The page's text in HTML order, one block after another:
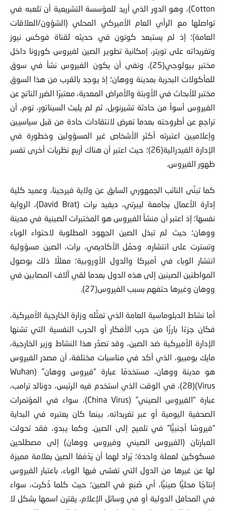
Cotton)، وهو الدور الذي أريد للمؤسسة التشريعية أن تلعبه في
تواصلها مع الرأي العام الأميركي المحلي (الشؤون/العلاقات
العامة)؛ إذ لم يستبعد كوتون في حديثه لقناة فوكس نيوز
وتغريداته على تويتر، إمكانية تطوير الصين لفيروس كورونا داخل
مختبر بيولوجي(25)، ونفى أن يكون الفيروس نشأ في سوق
للمأكولات البحرية بمدينة ووهان؛ إذ يوجد بالقرب من هذا السوق
مختبر للأبحاث في الأوبئة والأمراض المعدية، معتبرًا الضرر الناتج عن
الفيروس أسوأ من حادثة تشيرنوبل، ثم لم يلبث السيناتور، توم، أن
تراجع عن أطروحته بعدما تعرض لانتقادات حادة من قبل سياسيين
وإعلاميين اعتبرته أكثر الأشخاص غير المسؤولين وخطورة في
الإدارة الفيدرالية(26)؛ حيث اعتبر أن هناك أربع نظريات أخرى تفسر
ظهور الفيروس.
كما تبنَّى النائب الجمهوري السابق عن ولاية فيرجينا، وعميد كلية
إدارة الأعمال بجامعة ليبرتي، ديفيد برات (David Brat)، الرواية
نفسها؛ إذ اعتبر أن منشأ الفيروس هو المختبرات الصينية في مدينة
ووهان؛ حيث لم تبذل الصين الجهود المطلوبة لاحتواء الوباء
وتسترت على انتشاره. وحمَّل الأكاديمي، برات، الصين مسؤولية
انتشار الوباء في أميركا والدول الأوروبية؛ معللًا ذلك بوصول
المواطنين الصينين إلى هذه الدول بعدما لقي آلاف المصابين في
ووهان وغيرها حتفهم بسبب الفيروس(27).
أما نشاط الدبلوماسية العامة الذي تمثِّله وزارة الخارجية الأميركية،
فكان جزءًا بارزًا من حرب الأفكار أو الحرب النفسية التي تشنها
الإدارة الأميركية ضد الصين، وقد تصدَّر هذا النشاط وزير الخارجية،
مايك بومبيو، الذي أكد في مناسبات مختلفة، أن مصدر الفيروس
هو مدينة ووهان، مستخدمًا عبارة “فيروس ووهان” (Wuhan
Virus)(28)، في الوقت الذي استخدم فيه الرئيس، دونالد ترامب،
عبارة “الفيروس الصيني” (China Virus)، سواء في المؤتمرات
الصحفية اليومية أو عبر تغريداته، بينما كان يعتبره في البداية
“فيروسًا أجنبيًّا” في تلميح إلى الصين. وكما يبدو، فقد تحولت
العبارتان (الفيروس الصيني وفيروس ووهان) إلى مصطلحين
مسكوكين لعملة واحدة؛ يُراد لهما أن يَدْمَغا الصين بعلامة مميزة
لها عن غيرها من الدول التي تفشى فيها الوباء، باعتبار الفيروس
إنتاجًا محليًّا صينيًّا، أي صُنِع في الصين؛ حيث كلما ذُكرت، سواء
في المحافل الدولية أو في وسائل الإعلام، يقترن اسمها بشكل لا